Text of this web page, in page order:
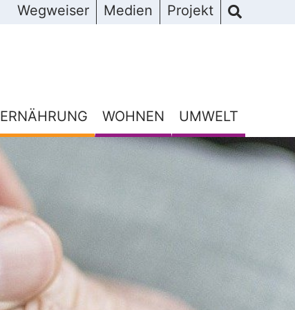
Wegweiser Medien Projekt
ERNÄHRUNG WOHNEN UMWELT